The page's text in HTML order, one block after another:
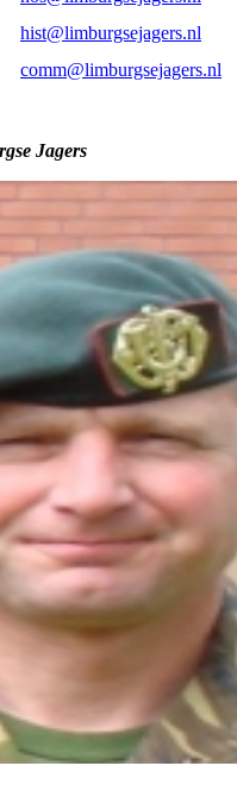
hist@limburgsejagers.nl
comm@limburgsejagers.nl
Jagers